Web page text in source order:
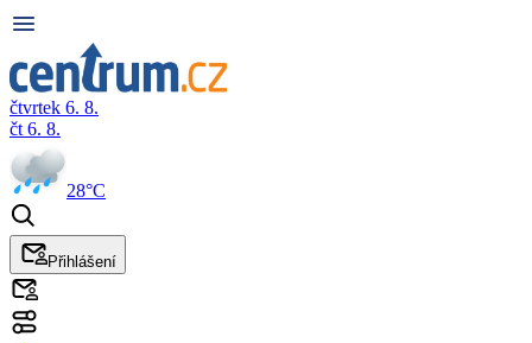
čtvrtek 6. 8.
čt 6. 8.
28°C
Přihlášení